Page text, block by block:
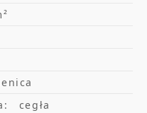
Sopotu –
bezpośredniej
kino, teatr.
cegła